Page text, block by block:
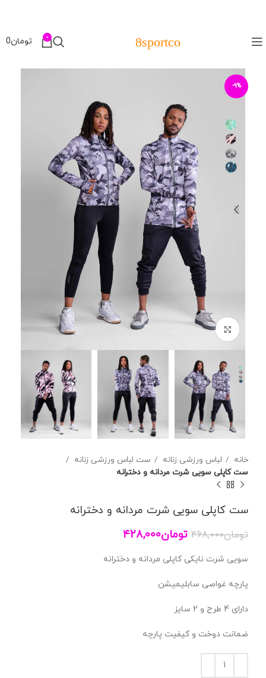
8sportco
0 تومان0
-9%
برای بزرگنمایی کلیک کنید
خانه لباس ورزشی زنانه
ست لباس ورزشی زنانه
ست کاپلی سویی شرت مردانه و دخترانه
ست کاپلی سویی شرت مردانه و دخترانه
تومان468,000 تومان428,000
سویی شرت نایکی کاپلی مردانه و دخترانه
پارچه غواصی سابلیمیشن
دارای 4 طرح و 2 سایز
ضمانت دوخت و کیفیت پارچه